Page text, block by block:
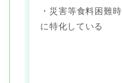
・災害等食料困難時
に特化している